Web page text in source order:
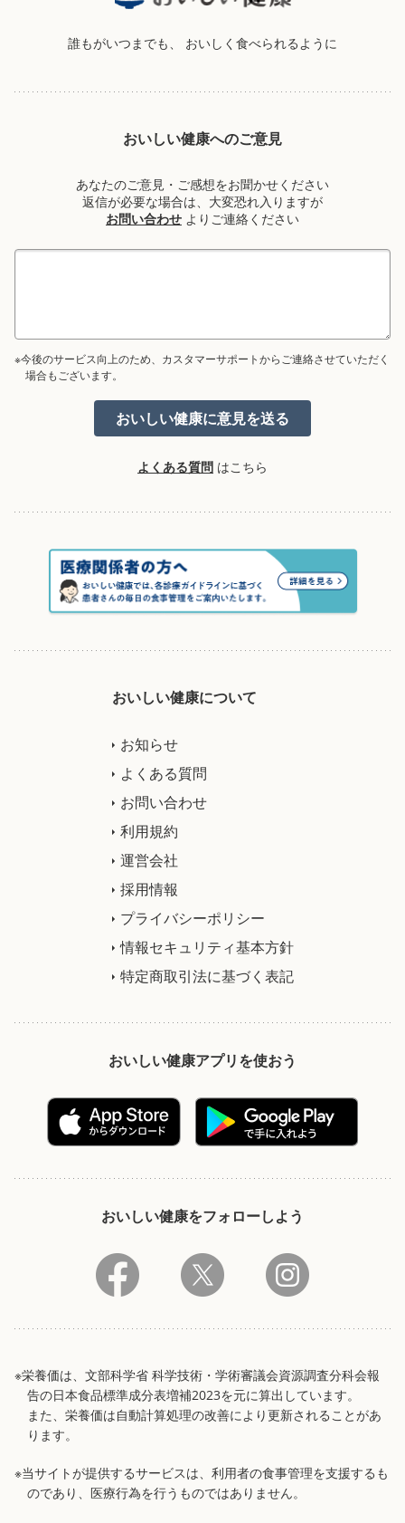
誰もがいつまでも、 おいしく食べられるように
おいしい健康へのご意見
あなたのご意見・ご感想をお聞かせください
返信が必要な場合は、大変恐れ入りますが
お問い合わせ よりご連絡ください
※今後のサービス向上のため、カスタマーサポートからご連絡させていただく
場合もございます。
よくある質問 はこちら
おいしい健康について
お知らせ
よくある質問
お問い合わせ
利用規約
運営会社
採用情報
プライバシーポリシー
情報セキュリティ基本方針
特定商取引法に基づく表記
おいしい健康アプリを使おう
おいしい健康をフォローしよう
※栄養価は、文部科学省 科学技術・学術審議会資源調査分科会報
告の日本食品標準成分表増補2023を元に算出しています。
また、栄養価は自動計算処理の改善により更新されることがあ
ります。
※当サイトが提供するサービスは、利用者の食事管理を支援するも
のであり、医療行為を行うものではありません。